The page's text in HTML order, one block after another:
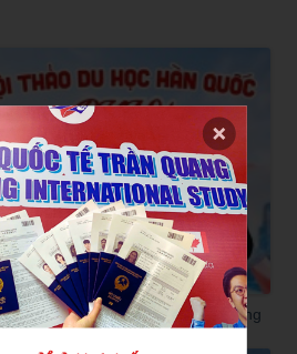
2026: Gặp Pukyong, săn học bổng